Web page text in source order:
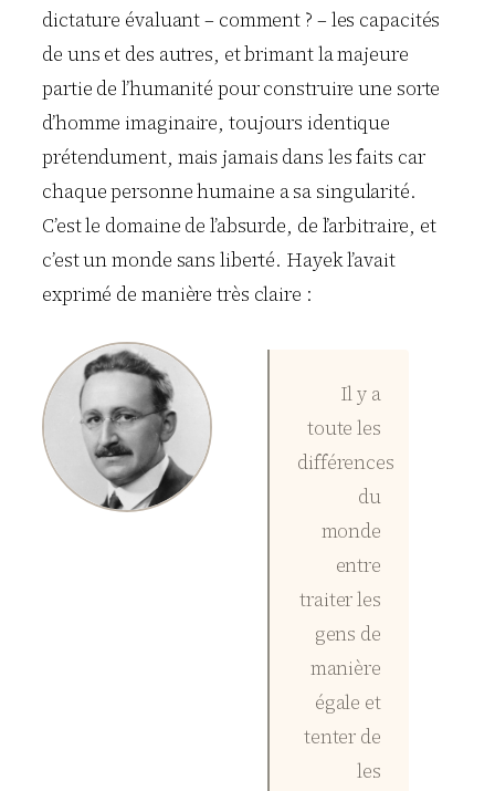
dictature évaluant – comment ? – les capacités
de uns et des autres, et brimant la majeure
partie de l’humanité pour construire une sorte
d’homme imaginaire, toujours identique
prétendument, mais jamais dans les faits car
chaque personne humaine a sa singularité.
C’est le domaine de l’absurde, de l’arbitraire, et
c’est un monde sans liberté. Hayek l’avait
exprimé de manière très claire :
Il y a
toute les
différences
du
monde
entre
traiter les
gens de
manière
égale et
tenter de
les